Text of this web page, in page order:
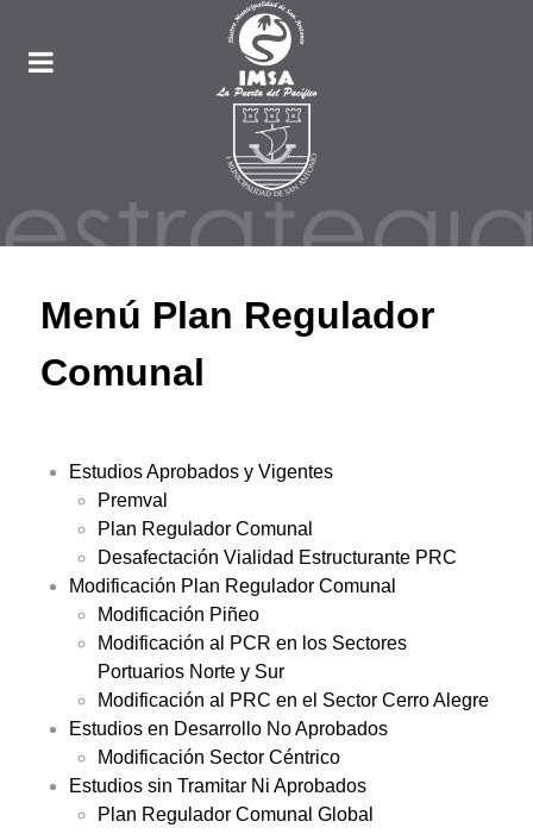
Menú Plan Regulador
Comunal
Estudios Aprobados y Vigentes
Premval
Plan Regulador Comunal
Desafectación Vialidad Estructurante PRC
Modificación Plan Regulador Comunal
Modificación Piñeo
Modificación al PCR en los Sectores
Portuarios Norte y Sur
Modificación al PRC en el Sector Cerro Alegre
Estudios en Desarrollo No Aprobados
Modificación Sector Céntrico
Estudios sin Tramitar Ni Aprobados
Plan Regulador Comunal Global